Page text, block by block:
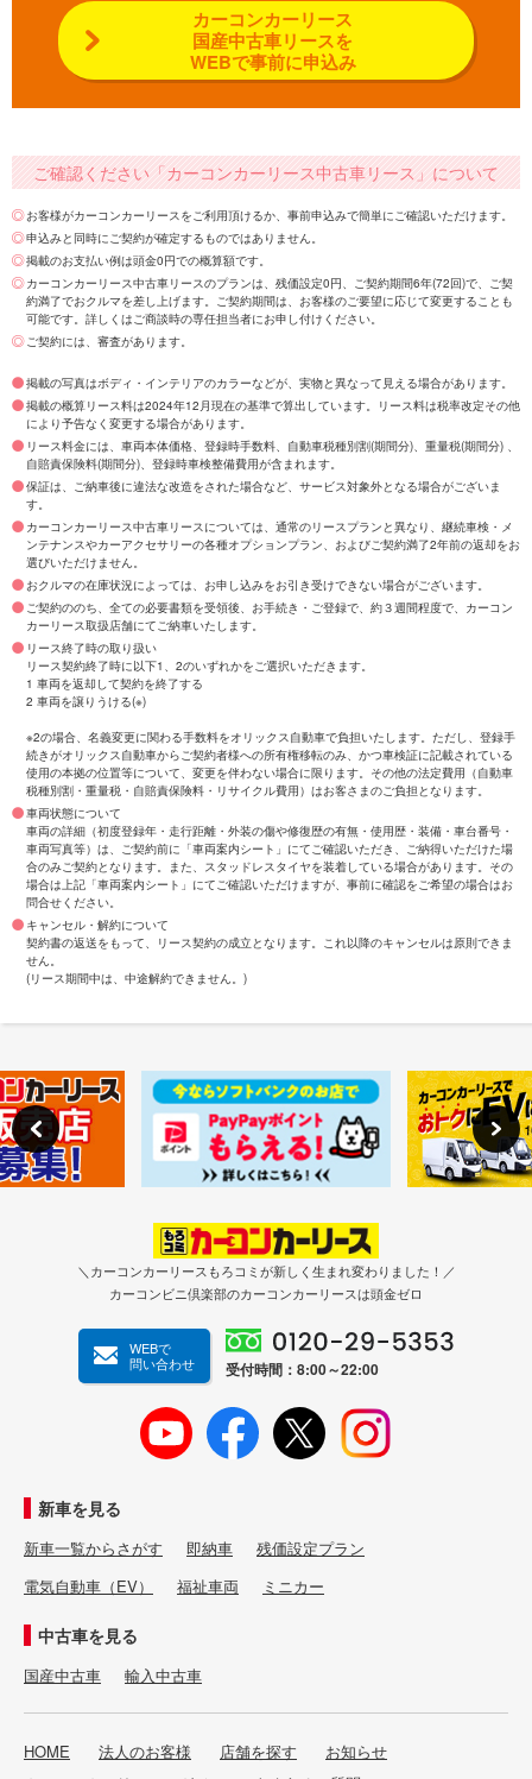
カーコンカーリース
国産中古車リースを
WEBで事前に申込み
ご確認ください「カーコンカーリース中古車リース」について
お客様がカーコンカーリースをご利用頂けるか、事前申込みで簡単にご確認いただけます。
申込みと同時にご契約が確定するものではありません。
掲載のお支払い例は頭金0円での概算額です。
カーコンカーリース中古車リースのプランは、残価設定0円、ご契約期間6年(72回)で、ご契
約満了でおクルマを差し上げます。ご契約期間は、お客様のご要望に応じて変更することも
可能です。詳しくはご商談時の専任担当者にお申し付けください。
ご契約には、審査があります。
掲載の写真はボディ・インテリアのカラーなどが、実物と異なって見える場合があります。
掲載の概算リース料は2024年12月現在の基準で算出しています。リース料は税率改定その他
により予告なく変更する場合があります。
リース料金には、車両本体価格、登録時手数料、自動車税種別割(期間分)、重量税(期間分) 、
自賠責保険料(期間分)、登録時車検整備費用が含まれます。
保証は、ご納車後に違法な改造をされた場合など、サービス対象外となる場合がございま
す。
カーコンカーリース中古車リースについては、通常のリースプランと異なり、継続車検・メ
ンテナンスやカーアクセサリーの各種オプションプラン、およびご契約満了2年前の返却をお
選びいただけません。
おクルマの在庫状況によっては、お申し込みをお引き受けできない場合がございます。
ご契約ののち、全ての必要書類を受領後、お手続き・ご登録で、約３週間程度で、カーコン
カーリース取扱店舗にてご納車いたします。
リース終了時の取り扱い
リース契約終了時に以下1、2のいずれかをご選択いただきます。
1 車両を返却して契約を終了する
2 車両を譲りうける(※)
※2の場合、名義変更に関わる手数料をオリックス自動車で負担いたします。ただし、登録手
続きがオリックス自動車からご契約者様への所有権移転のみ、かつ車検証に記載されている
使用の本拠の位置等について、変更を伴わない場合に限ります。その他の法定費用（自動車
税種別割・重量税・自賠責保険料・リサイクル費用）はお客さまのご負担となります。
車両状態について
車両の詳細（初度登録年・走行距離・外装の傷や修復歴の有無・使用歴・装備・車台番号・
車両写真等）は、ご契約前に「車両案内シート」にてご確認いただき、ご納得いただけた場
合のみご契約となります。また、スタッドレスタイヤを装着している場合があります。その
場合は上記「車両案内シート」にてご確認いただけますが、事前に確認をご希望の場合はお
問合せください。
キャンセル・解約について
契約書の返送をもって、リース契約の成立となります。これ以降のキャンセルは原則できま
せん。
(リース期間中は、中途解約できません。)
＼カーコンカーリースもろコミが新しく生まれ変わりました！／
カーコンビニ倶楽部のカーコンカーリースは頭金ゼロ
WEBで
問い合わせ
受付時間：8:00～22:00
新車を見る
新車一覧からさがす 即納車
残価設定プラン
電気自動車（EV）
福祉車両 ミニカー
中古車を見る
国産中古車 輸入中古車
HOME 法人のお客様 店舗を探す
お知らせ